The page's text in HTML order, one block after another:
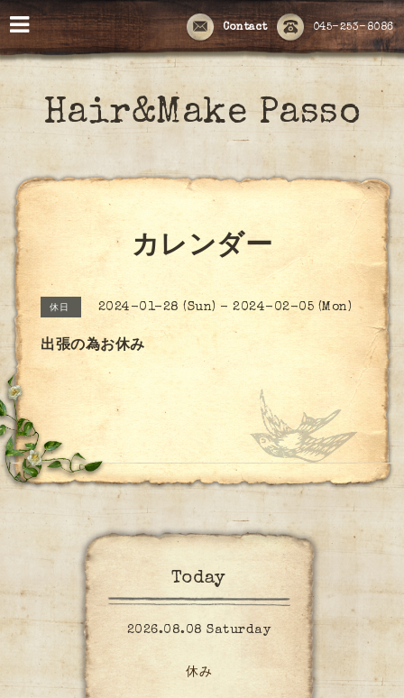
045-253-8086
Contact
Hair&Make Passo
カレンダー
休日 2024-01-28 (Sun) - 2024-02-05 (Mon)
出張の為お休み
Today
2026.08.08 Saturday
休み